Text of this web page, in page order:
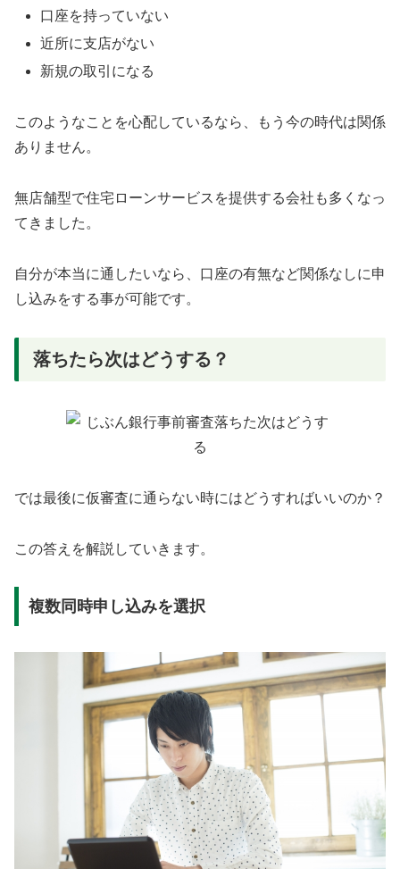
口座を持っていない
近所に支店がない
新規の取引になる
このようなことを心配しているなら、もう今の時代は関係
ありません。
無店舗型で住宅ローンサービスを提供する会社も多くなっ
てきました。
自分が本当に通したいなら、口座の有無など関係なしに申
し込みをする事が可能です。
落ちたら次はどうする？
では最後に仮審査に通らない時にはどうすればいいのか？
この答えを解説していきます。
複数同時申し込みを選択